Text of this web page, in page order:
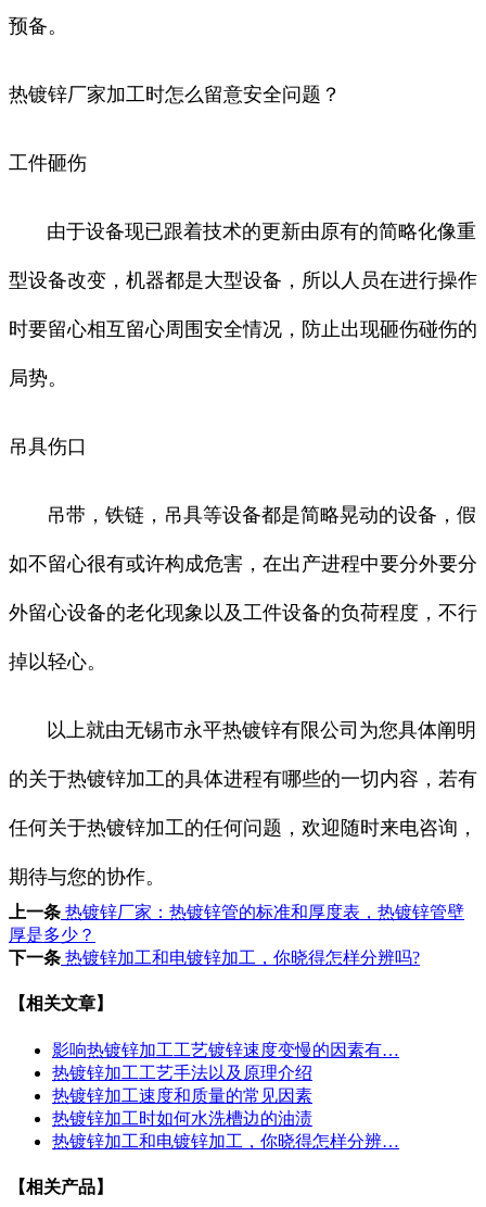
预备。
热镀锌厂家加工时怎么留意安全问题？
工件砸伤
由于设备现已跟着技术的更新由原有的简略化像重
型设备改变，机器都是大型设备，所以人员在进行操作
时要留心相互留心周围安全情况，防止出现砸伤碰伤的
局势。
吊具伤口
吊带，铁链，吊具等设备都是简略晃动的设备，假
如不留心很有或许构成危害，在出产进程中要分外要分
外留心设备的老化现象以及工件设备的负荷程度，不行
掉以轻心。
以上就由无锡市永平热镀锌有限公司为您具体阐明
的关于热镀锌加工的具体进程有哪些的一切内容，若有
任何关于热镀锌加工的任何问题，欢迎随时来电咨询，
期待与您的协作。
上一条 热镀锌厂家：热镀锌管的标准和厚度表，热镀锌管壁
厚是多少？
下一条 热镀锌加工和电镀锌加工，你晓得怎样分辨吗?
【相关文章】
影响热镀锌加工工艺镀锌速度变慢的因素有…
热镀锌加工工艺手法以及原理介绍
热镀锌加工速度和质量的常见因素
热镀锌加工时如何水洗槽边的油渍
热镀锌加工和电镀锌加工，你晓得怎样分辨…
【相关产品】